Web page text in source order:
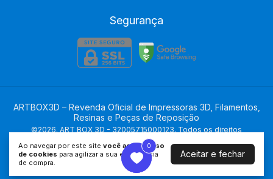
Ao navegar por este site você aceita o uso
de cookies para agilizar a sua experiência
de compra.
Aceitar e fechar
Segurança
ARTBOX3D – Revenda Oficial de Impressoras 3D, Filamentos,
Resinas e Peças de Reposição
©2026. ART BOX 3D - 32005715000123. Todos os direitos
reservados.
0
0